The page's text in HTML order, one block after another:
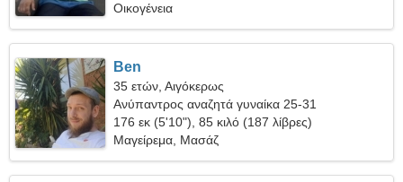
Οικογένεια
Ben
35 ετών, Αιγόκερως
Ανύπαντρος αναζητά γυναίκα 25-31
176 εκ (5'10"), 85 κιλό (187 λίβρες)
Μαγείρεμα, Μασάζ